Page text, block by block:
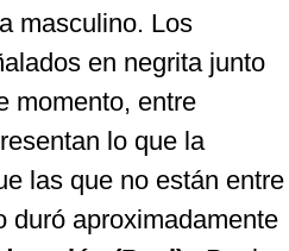
masculino. Los
en negritajunto
momento, entre
lo que la
las que no están entre
duró aproximadamente